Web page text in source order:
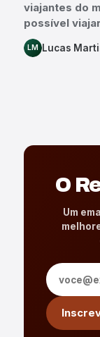
viajantes do
possível
LM Lucas
O
Um
Endereço